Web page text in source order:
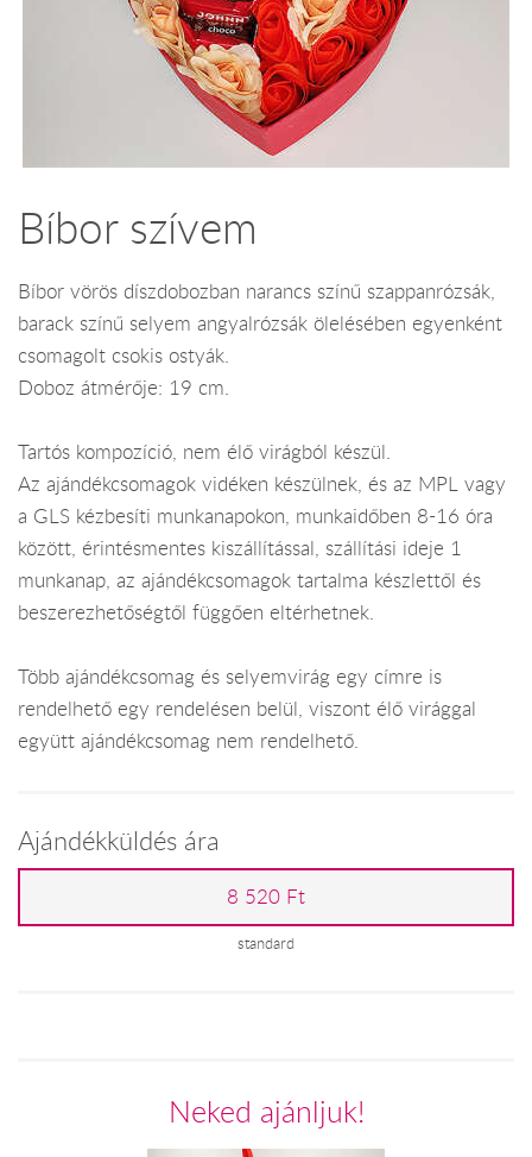
Bíbor szívem
Bíbor vörös díszdobozban narancs színű szappanrózsák,
barack színű selyem angyalrózsák ölelésében egyenként
csomagolt csokis ostyák.
Doboz átmérője: 19 cm.
Tartós kompozíció, nem élő virágból készül.
Az ajándékcsomagok vidéken készülnek, és az MPL vagy
a GLS kézbesíti munkanapokon, munkaidőben 8-16 óra
között, érintésmentes kiszállítással, szállítási ideje 1
munkanap, az ajándékcsomagok tartalma készlettől és
beszerezhetőségtől függően eltérhetnek.
Több ajándékcsomag és selyemvirág egy címre is
rendelhető egy rendelésen belül, viszont élő virággal
együtt ajándékcsomag nem rendelhető.
Ajándékküldés ára
8 520 Ft
standard
Neked ajánljuk!